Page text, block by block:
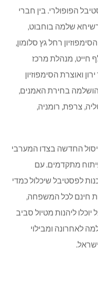
הפופולרי. בין חברי
שלמה בוחבוט,
רחל גץ סלומון,
חייט, מנהלת מרכז
ואוצרת הסימפוזיון
בחירת האמנים,
צרפת, רומניה,
החדשה בצדו המערבי
מתקדמים. עם
לפסטיבל שיכלול כמדי
חינם לכל המשפחה,
ליהנות מטיול סביב
לאחרונה ומבילוי